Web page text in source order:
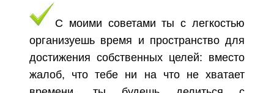
С моими советами ты с легкостью
организуешь время и пространство для
достижения собственных целей: вместо
жалоб, что тебе ни на что не хватает